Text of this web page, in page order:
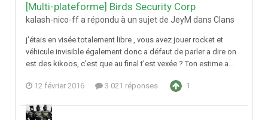
[Multi-plateforme] Birds Security Corp
kalash-nico-ff a répondu à un sujet de JeyM dans Clans
j'étais en visée totalement libre , vous avez jouer rocket et
véhicule invisible également donc a défaut de parler a dire on
est des kikoos, c'est que au final t'est vexée ? Ton estime a...
12 février 2016 3 021 réponses 1